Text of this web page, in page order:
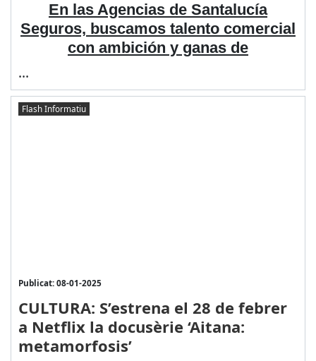
En las Agencias de Santalucía
Seguros, buscamos talento comercial
con ambición y ganas de
...
Flash Informatiu
Publicat: 08-01-2025
CULTURA: S’estrena el 28 de febrer
a Netflix la docusèrie ‘Aitana:
metamorfosis’